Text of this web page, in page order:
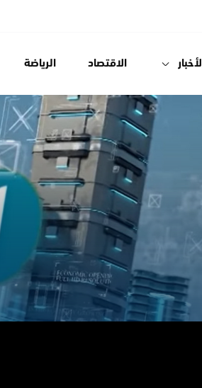
الأخبار الاقتصاد الرياضة